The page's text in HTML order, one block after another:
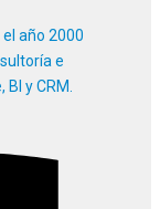
año 2000
e
y CRM.